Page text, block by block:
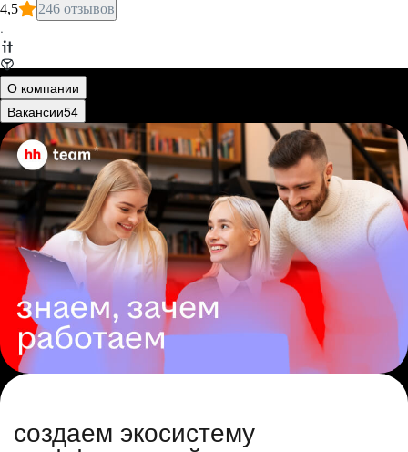
4,5 246 отзывов
·
О компании
Вакансии54
создаем экосистему